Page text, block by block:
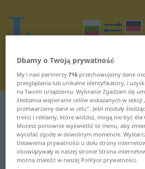
Słownik Bułgarski-Niemiecki В
Słowa w bułgarskim
się na В
Dbamy o Twoją prywatność
My i nasi partnerzy716 przechowujemy dane
przeglądania lub unikalne identyfikatory, i
na Twoim urządzeniu. Wybranie Zgadzam się
śledzenia wspieranie celów wskazanych w
przetwarzamy dane w celu”. Jeśli moduły
treści i reklamy, które widzisz, mogą nie być dla
Możesz ponownie wyświetlić to menu, aby
wycofać zgodę w dowolnym momencie.
Ustawienia prywatności u dołu strony
obowiązywały w naszej stronie Strona
można znaleźć w naszej Polityce prywatności.